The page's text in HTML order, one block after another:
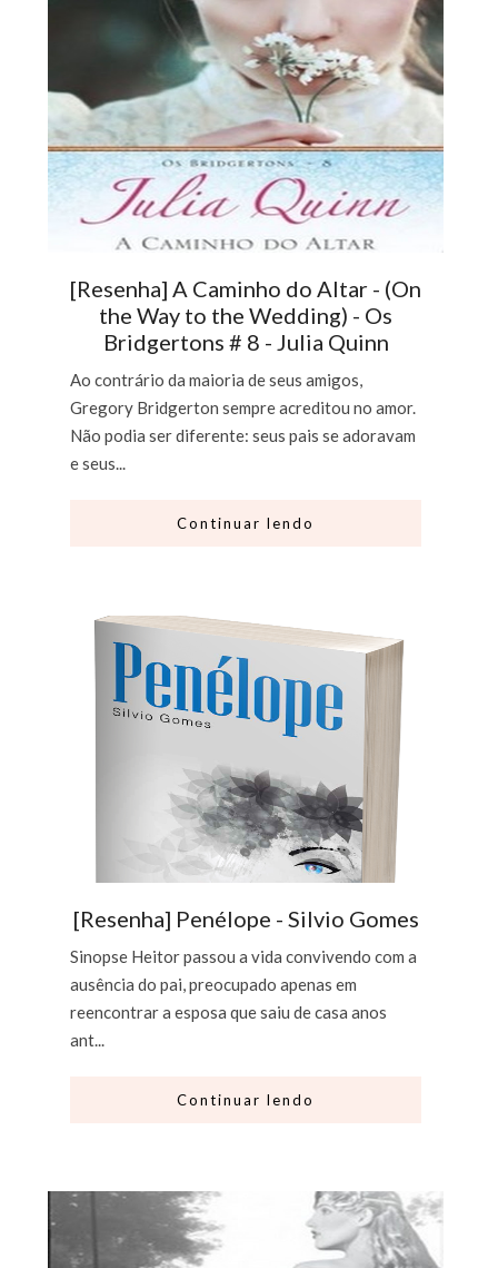
[Resenha] A Caminho do Altar - (On
the Way to the Wedding) - Os
Bridgertons # 8 - Julia Quinn
Ao contrário da maioria de seus amigos,
Gregory Bridgerton sempre acreditou no amor.
Não podia ser diferente: seus pais se adoravam
e seus...
Continuar lendo
[Resenha] Penélope - Silvio Gomes
Sinopse Heitor passou a vida convivendo com a
ausência do pai, preocupado apenas em
reencontrar a esposa que saiu de casa anos
ant...
Continuar lendo